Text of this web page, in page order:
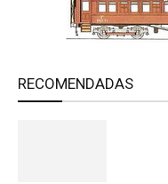
RECOMENDADAS